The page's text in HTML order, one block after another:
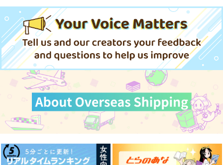
指先はかく語りき
865円（税込）
石神千空×あさぎりゲン
サンプル
宙のあしあと
ひねもす
1,572円 （税込）
石神千空×あさぎりゲン
サンプル
恋より先に
はちみつカノジョ
（税込）
石神千空×あさぎりゲン
サンプル
るし
キャラメルどんぶり
専売 498円（税込）
Dr.STONE
石神千空×あさぎりゲン
サンプル
カート
姫はるか
専売 220円（税込）
石神千空×あさぎりゲン
サンプル
Science*MAGIC
専売 1,100円 （税込）
Dr.STONE
石神千空×あさぎりゲン
サンプル